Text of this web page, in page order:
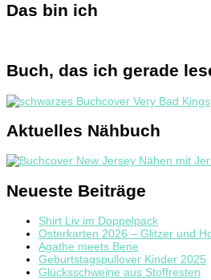
Das bin ich
Buch, das ich gerade
Aktuelles Nähbuch
Neueste Beiträge
Shirt Liv im Doppelpack
Osterkarten 2026 – Glitzer und
Agathe meets Bene
Geburtstagspullover Kinder 2025
Glücksschweine aus Stoffresten